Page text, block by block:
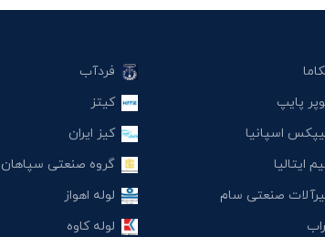
پایپ
اسپانیا
ایتالیا
صنعتی سام
فردآب
کیتز
کیز ایران
گروه صنعتی سپاهان
لوله اهواز
لوله کاوه